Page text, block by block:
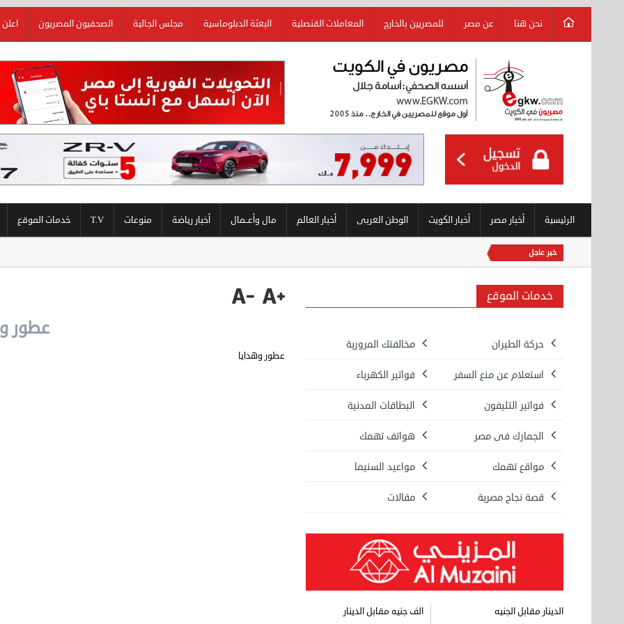
نحن هنا عن مصر للمصريين بالخارج المعاملات القنصلية البعثة الدبلوماسية مجلس الجالية الصحفيون المصريون
الرئيسية أخبار مصر أخبار الكويت الوطن العربى أخبار العالم مال وأعــمال أخبار رياضة منوعات T.V خدمات الموقع
خبر عاجل
عطور
عطور وهدايا
خدمات الموقع
حركة الطيران مخالفتك المرورية
استعلام عن منع السفر فواتير الكهرباء
فواتير التليفون البطاقات المدنية
الجمارك فى مصر هواتف تهمك
مواقع تهمك مواعيد السنيما
قصة نجاح مصرية مقالات
الف جنيه مقابل الدينار الدينار مقابل الجنيه